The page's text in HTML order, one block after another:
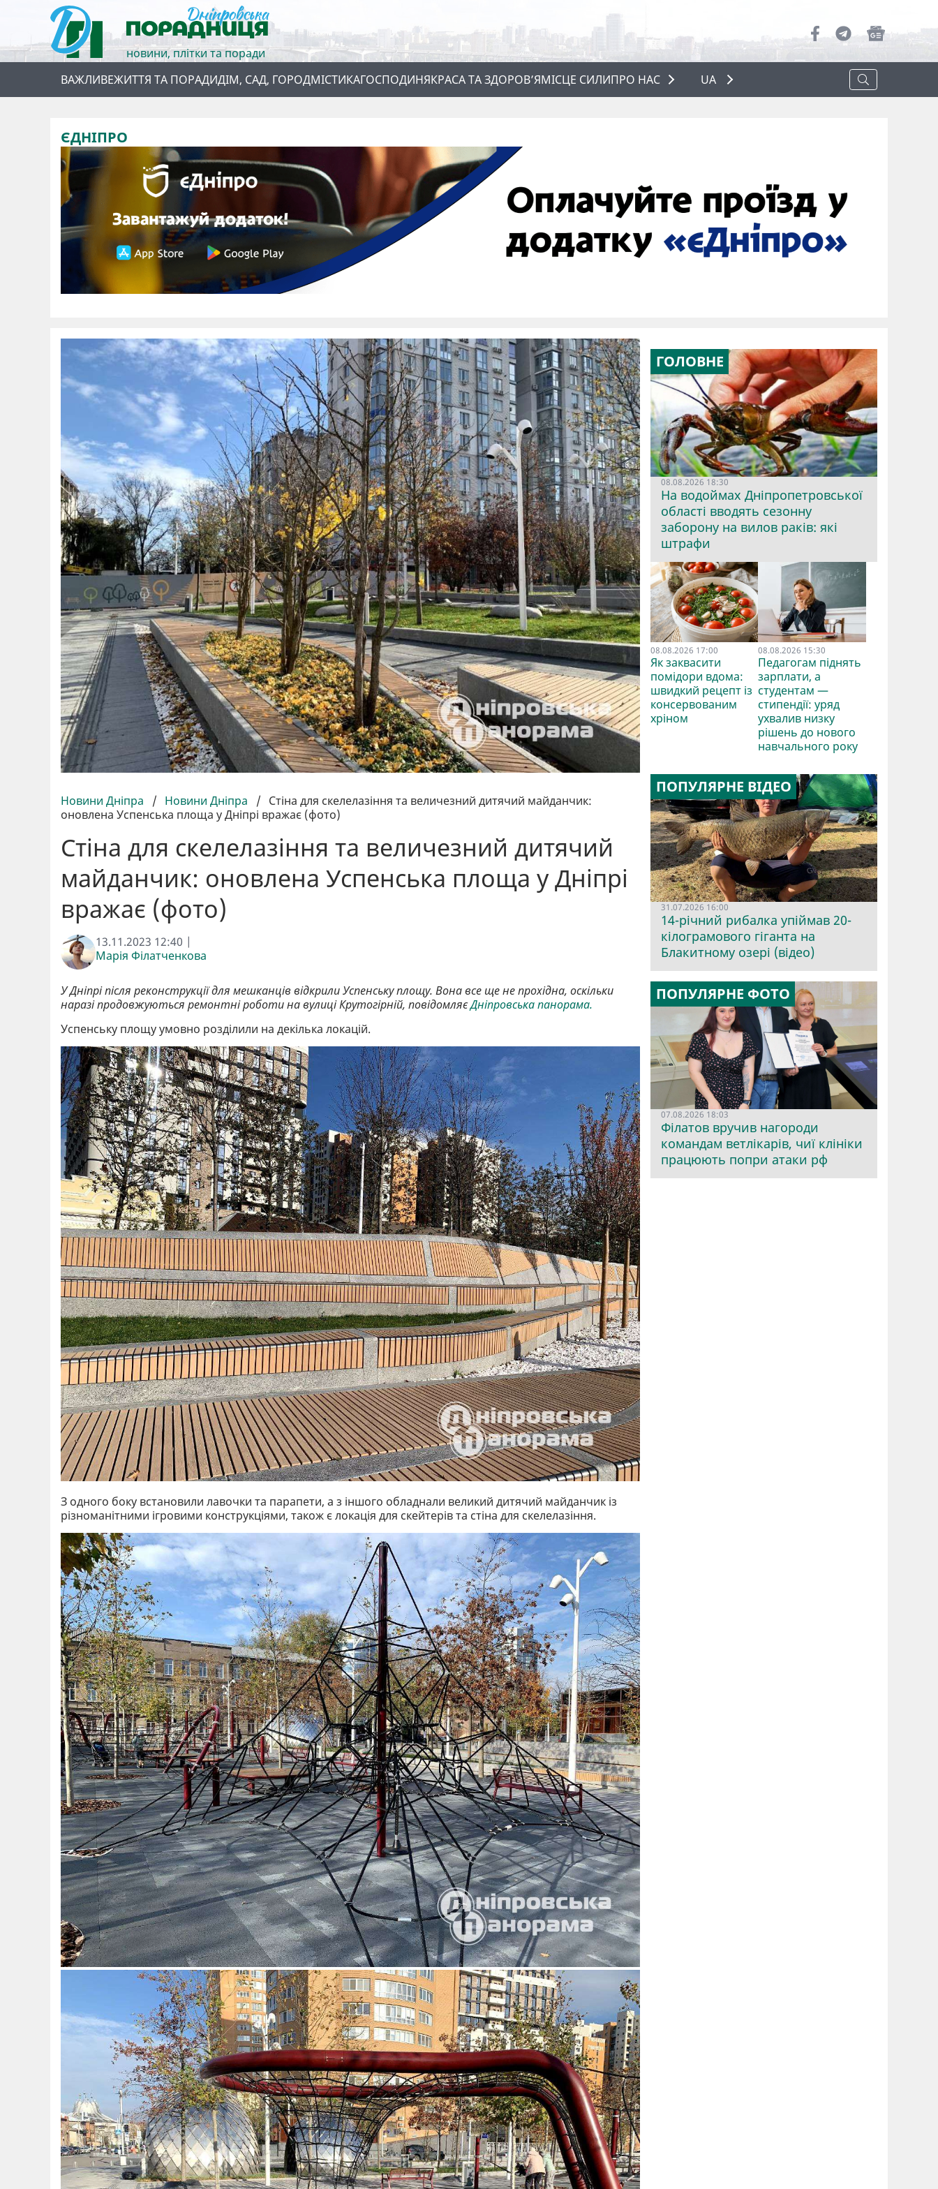
новини, плітки та поради
ВАЖЛИВЕЖИТТЯ ТА ПОРАДИДІМ, САД, ГОРОДМІСТИКАГОСПОДИНЯКРАСА ТА ЗДОРОВ’ЯМІСЦЕ СИЛИПРО НАС
ПРО НАС
UA
ЄДНІПРО
Новини Дніпра / Новини Дніпра / Стіна для скелелазіння та величезний дитячий майданчик:
оновлена Успенська площа у Дніпрі вражає (фото)
Стіна для скелелазіння та величезний дитячий
майданчик: оновлена Успенська площа у Дніпрі
вражає (фото)
13.11.2023 12:40 |
Марія Філатченкова
У Дніпрі після реконструкції для мешканців відкрили Успенську площу. Вона все ще не прохідна, оскільки
наразі продовжуються ремонтні роботи на вулиці Крутогірній, повідомляєДніпровська панорама.
Успенську площу умовно розділили на декілька локацій.
З одного боку встановили лавочки та парапети, а з іншого обладнали великий дитячий майданчик із
різноманітними ігровими конструкціями, також є локація для скейтерів та стіна для скелелазіння.
ГОЛОВНЕ
08.08.2026 18:30
На водоймах Дніпропетровської
області вводять сезонну
заборону на вилов раків: які
штрафи
08.08.2026 17:00
Як заквасити
помідори вдома:
швидкий рецепт із
консервованим
хріном
08.08.2026 15:30
Педагогам піднять
зарплати, а
студентам —
стипендії: уряд
ухвалив низку
рішень до нового
навчального року
ПОПУЛЯРНЕ ВІДЕО
31.07.2026 16:00
14-річний рибалка упіймав 20-
кілограмового гіганта на
Блакитному озері (відео)
ПОПУЛЯРНЕ ФОТО
07.08.2026 18:03
Філатов вручив нагороди
командам ветлікарів, чиї клініки
працюють попри атаки рф